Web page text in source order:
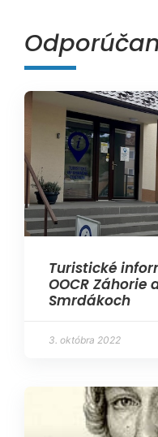
Turistické
OOCR Záhorie
Smrdákoch
3. októbra 2022